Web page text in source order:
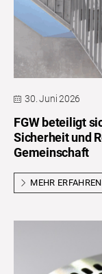
30. Juni 2026
FGW beteiligt
Sicherheit und
Gemeinschaft
MEHR ERFAHREN